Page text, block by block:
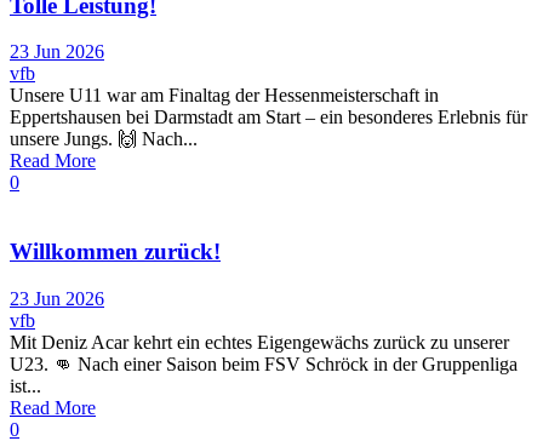
23 Jun 2026
vfb
Unsere U11 war am Finaltag der Hessenmeisterschaft in
Eppertshausen bei Darmstadt am Start – ein besonderes Erlebnis für
unsere Jungs. 🙌 Nach...
Read More
0
Willkommen zurück!
23 Jun 2026
vfb
Mit Deniz Acar kehrt ein echtes Eigengewächs zurück zu unserer
U23. 👊 Nach einer Saison beim FSV Schröck in der Gruppenliga
ist...
Read More
0